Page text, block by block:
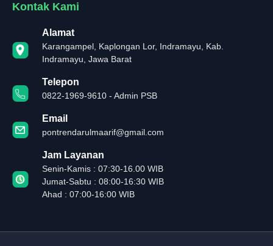
Kontak Kami
Alamat
Karangampel, Kaplongan Lor, Indramayu, Kab.
Indramayu, Jawa Barat
Telepon
0822-1969-9610 - Admin PSB
Email
pontrendarulmaarif@gmail.com
Jam Layanan
Senin-Kamis : 07:30-16.00 WIB
Jumat-Sabtu : 08:00-16:30 WIB
Ahad : 07:00-16:00 WIB